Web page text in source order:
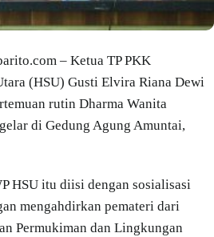
– Ketua TP PKK
(HSU) Gusti Elvira Riana Dewi
rutin Dharma Wanita
di Gedung Agung Amuntai,
HSU itu diisi dengan sosialisasi
mengahdirkan pemateri dari
Permukiman dan Lingkungan